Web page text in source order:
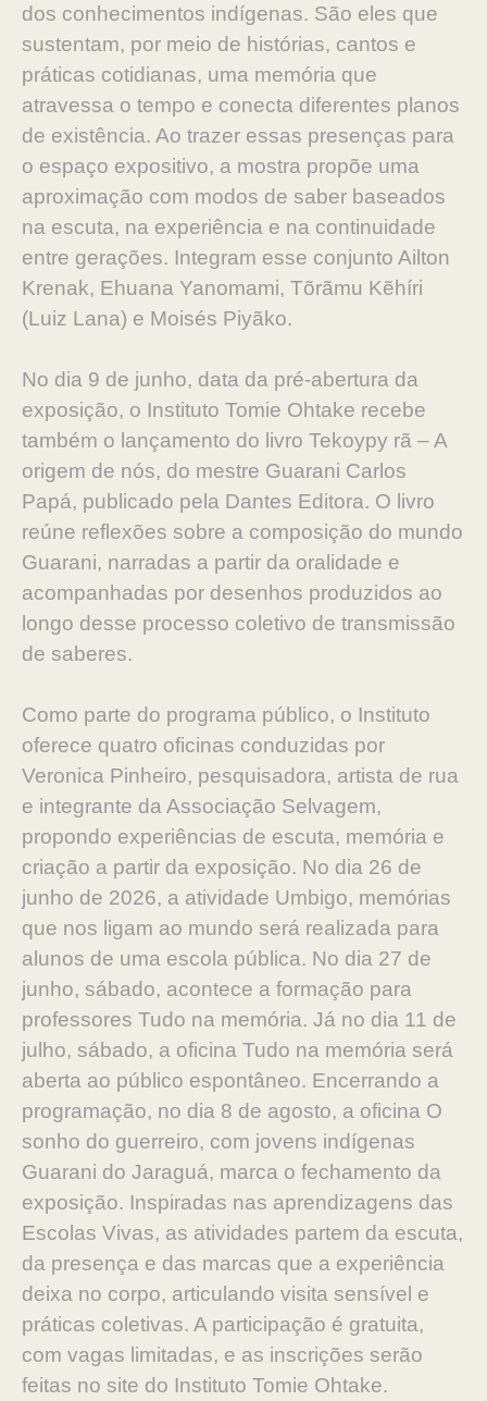
dos conhecimentos indígenas. São eles que
sustentam, por meio de histórias, cantos e
práticas cotidianas, uma memória que
atravessa o tempo e conecta diferentes planos
de existência. Ao trazer essas presenças para
o espaço expositivo, a mostra propõe uma
aproximação com modos de saber baseados
na escuta, na experiência e na continuidade
entre gerações. Integram esse conjunto Ailton
Krenak, Ehuana Yanomami, Tõrãmu Kẽhíri
(Luiz Lana) e Moisés Piyãko.
No dia 9 de junho, data da pré-abertura da
exposição, o Instituto Tomie Ohtake recebe
também o lançamento do livro Tekoypy rã – A
origem de nós, do mestre Guarani Carlos
Papá, publicado pela Dantes Editora. O livro
reúne reflexões sobre a composição do mundo
Guarani, narradas a partir da oralidade e
acompanhadas por desenhos produzidos ao
longo desse processo coletivo de transmissão
de saberes.
Como parte do programa público, o Instituto
oferece quatro oficinas conduzidas por
Veronica Pinheiro, pesquisadora, artista de rua
e integrante da Associação Selvagem,
propondo experiências de escuta, memória e
criação a partir da exposição. No dia 26 de
junho de 2026, a atividade Umbigo, memórias
que nos ligam ao mundo será realizada para
alunos de uma escola pública. No dia 27 de
junho, sábado, acontece a formação para
professores Tudo na memória. Já no dia 11 de
julho, sábado, a oficina Tudo na memória será
aberta ao público espontâneo. Encerrando a
programação, no dia 8 de agosto, a oficina O
sonho do guerreiro, com jovens indígenas
Guarani do Jaraguá, marca o fechamento da
exposição. Inspiradas nas aprendizagens das
Escolas Vivas, as atividades partem da escuta,
da presença e das marcas que a experiência
deixa no corpo, articulando visita sensível e
práticas coletivas. A participação é gratuita,
com vagas limitadas, e as inscrições serão
feitas no site do Instituto Tomie Ohtake.